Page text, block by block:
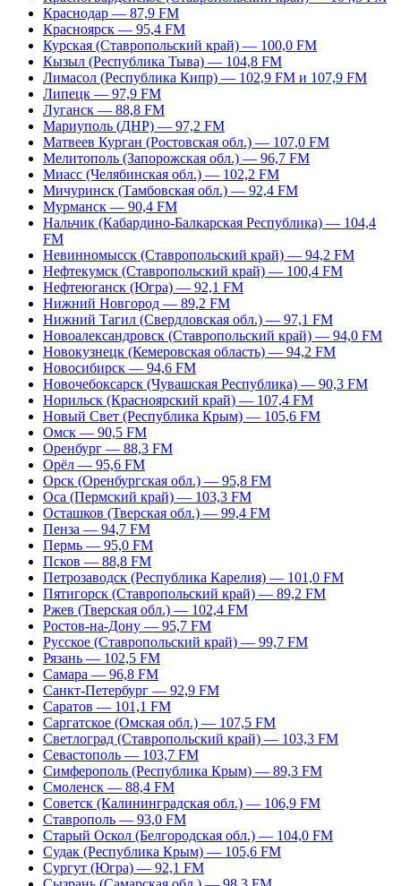
Краснодар — 87,9 FM
Красноярск — 95,4 FM
Курская (Ставропольский край) — 100,0 FM
Кызыл (Республика Тыва) — 104,8 FM
Лимасол (Республика Кипр) — 102,9 FM и 107,9 FM
Липецк — 97,9 FM
Луганск — 88,8 FM
Мариуполь (ДНР) — 97,2 FM
Матвеев Курган (Ростовская обл.) — 107,0 FM
Мелитополь (Запорожская обл.) — 96,7 FM
Миасс (Челябинская обл.) — 102,2 FM
Мичуринск (Тамбовская обл.) — 92,4 FM
Мурманск — 90,4 FM
Нальчик (Кабардино-Балкарская Республика) — 104,4
FM
Невинномысск (Ставропольский край) — 94,2 FM
Нефтекумск (Ставропольский край) — 100,4 FM
Нефтеюганск (Югра) — 92,1 FM
Нижний Новгород — 89,2 FM
Нижний Тагил (Свердловская обл.) — 97,1 FM
Новоалександровск (Ставропольский край) — 94,0 FM
Новокузнецк (Кемеровская область) — 94,2 FM
Новосибирск — 94,6 FM
Новочебоксарск (Чувашская Республика) — 90,3 FM
Норильск (Красноярский край) — 107,4 FM
Новый Свет (Республика Крым) — 105,6 FM
Омск — 90,5 FM
Оренбург — 88,3 FM
Орёл — 95,6 FM
Орск (Оренбургская обл.) — 95,8 FM
Оса (Пермский край) — 103,3 FM
Осташков (Тверская обл.) — 99,4 FM
Пенза — 94,7 FM
Пермь — 95,0 FM
Псков — 88,8 FM
Петрозаводск (Республика Карелия) — 101,0 FM
Пятигорск (Ставропольский край) — 89,2 FM
Ржев (Тверская обл.) — 102,4 FM
Ростов-на-Дону — 95,7 FM
Русское (Ставропольский край) — 99,7 FM
Рязань — 102,5 FM
Самара — 96,8 FM
Санкт-Петербург — 92,9 FM
Саратов — 101,1 FM
Саргатское (Омская обл.) — 107,5 FM
Светлоград (Ставропольский край) — 103,3 FM
Севастополь — 103,7 FM
Симферополь (Республика Крым) — 89,3 FM
Смоленск — 88,4 FM
Советск (Калининградская обл.) — 106,9 FM
Ставрополь — 93,0 FM
Старый Оскол (Белгородская обл.) — 104,0 FM
Судак (Республика Крым) — 105,6 FM
Сургут (Югра) — 92,1 FM